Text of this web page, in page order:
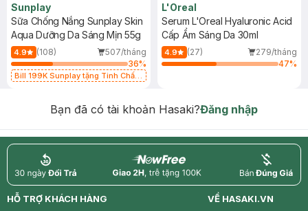
Sunplay
Sữa Chống Nắng Sunplay Skin
Aqua Dưỡng Da Sáng Mịn 55g
4.9 (108)
507/tháng
36%
Bill 199K Sunplay tặng Tinh Chất
L'Oreal
Serum L'Oreal Hyaluronic Acid
Cấp Ẩm Sáng Da 30ml
4.9 (27)
279/tháng
47%
Bạn đã có tài khoản Hasaki?Đăng nhập
return nowfree price
HỖ TRỢ KHÁCH HÀNG
VỀ HASAKI.VN